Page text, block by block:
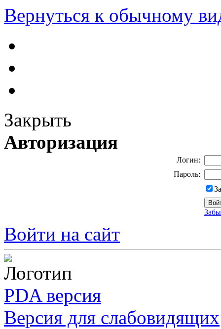
Вернуться к обычному
Закрыть
Авторизация
Логин:
Пароль:
Войти на сайт
PDA версия
Версия для слабовидящих